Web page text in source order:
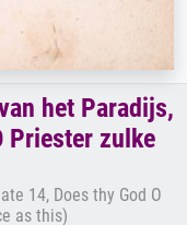
het Paradijs,
Priester zulke
14, Does thy God O
as this)